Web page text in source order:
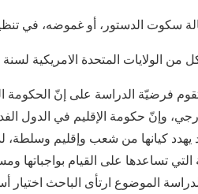
فرضيّة الدراسة على إنّ الحكومة
وإنّ حكومة الإقليم في الدول
يهدد كيانها من شعب وإقليم
التي تساعدها على القيام بواجباتها
الموضوع ارتأى الباحث اختيار